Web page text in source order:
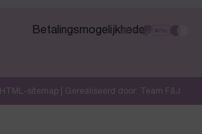
Betalingsmogelijkheden
HTML-sitemap| Gerealiseerd door: Team F&J